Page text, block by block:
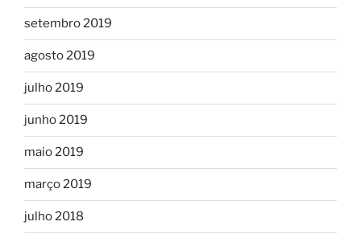
setembro 2019
agosto 2019
julho 2019
junho 2019
maio 2019
março 2019
julho 2018